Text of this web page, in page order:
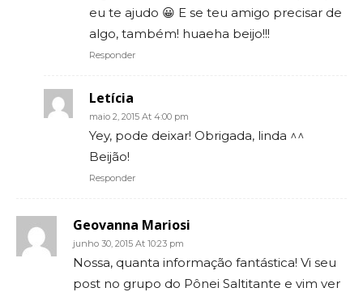
eu te ajudo 😀 E se teu amigo precisar de
algo, também! huaeha beijo!!!
Responder
Letícia
maio 2, 2015 At 4:00 pm
Yey, pode deixar! Obrigada, linda ^^
Beijão!
Responder
Geovanna Mariosi
junho 30, 2015 At 10:23 pm
Nossa, quanta informação fantástica! Vi seu
post no grupo do Pônei Saltitante e vim ver